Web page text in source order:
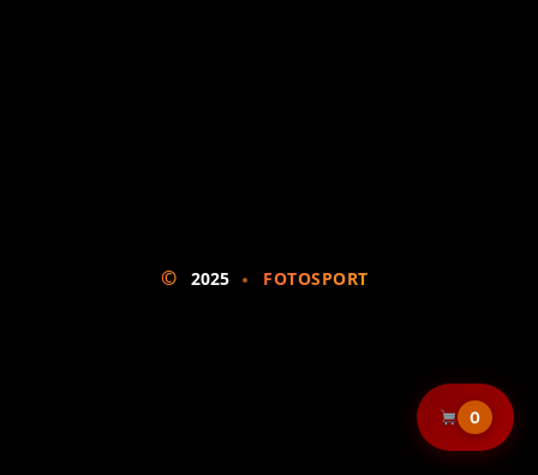
0
© 2025 FOTOSPORT